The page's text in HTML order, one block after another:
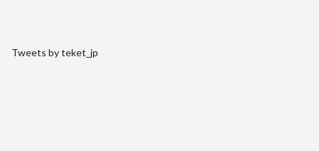
Tweets by teket_jp